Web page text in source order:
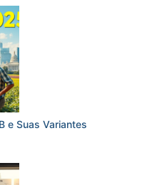
e Suas Variantes